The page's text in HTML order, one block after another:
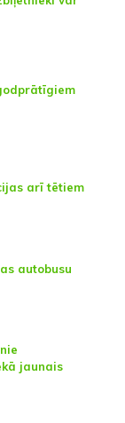
arī tētiem
autobusu
jaunais